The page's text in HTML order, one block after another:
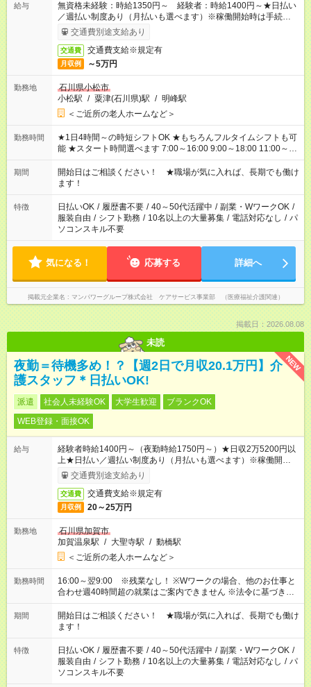
給与
無資格未経験：時給1350円～ 経験者：時給1400円～★日払い
／週払い制度あり（月払いも選べます）※稼働開始時は手続き完
了次第のお支払いとなります。
交通費別途支給あり
交通費 交通費支給※規定有
月収例 ～5万円
勤務地
石川県小松市
小松駅 / 粟津(石川県)駅 / 明峰駅
＜ご近所の老人ホームなど＞
勤務時間
★1日4時間～の時短シフトOK ★もちろんフルタイムシフトも可
能 ★スタート時間選べます 7:00～16:00 9:00～18:00 11:00～
20:00 など 残業なし！ ※Wワークの場合、他のお仕事と合わせ
週40時間超の就業はご案内できません ※法令に基づき、週20時
間以上勤務は社会保険への加入対象となります ※労働者派遣法
（日雇い派遣の原則禁止）により、短時間・短期間の就業はご
案内が難しい場合があります
期間
開始日はご相談ください！ ★職場が気に入れば、長期でも働け
ます！
特徴 日払いOK / 履歴書不要 / 40～50代活躍中 / 副業・WワークOK /
服装自由 / シフト勤務 / 10名以上の大量募集 / 電話対応なし / パ
ソコンスキル不要
気になる！ 応募する 詳細へ
掲載元企業名 マンパワーグループ株式会社 ケアサービス事業部 （医療福祉介護関連）
掲載日：2026.08.08
未読
NEW
夜勤＝待機多め！？【週2日で月収20.1万円】介
護スタッフ＊日払いOK!
派遣 社会人未経験OK 大学生歓迎
ブランクOK
WEB登録・面接OK
給与
経験者時給1400円～（夜勤時給1750円～）★日収2万5200円以
上★日払い／週払い制度あり（月払いも選べます）※稼働開始時
は手続き完了次第のお支払いとなります。
交通費別途支給あり
交通費 交通費支給※規定有
月収例 20～25万円
勤務地
石川県加賀市
加賀温泉駅 / 大聖寺駅 / 動橋駅
＜ご近所の老人ホームなど＞
勤務時間
16:00～翌9:00 ※残業なし！ ※Wワークの場合、他のお仕事と
合わせ週40時間超の就業はご案内できません ※法令に基づき、
週20時間以上勤務は社会保険への加入対象となります ※労働者
派遣法（日雇い派遣の原則禁止）により、短時間・短期間の就
業はご案内が難しい場合があります
期間
開始日はご相談ください！ ★職場が気に入れば、長期でも働け
ます！
特徴 日払いOK / 履歴書不要 / 40～50代活躍中 / 副業・WワークOK /
服装自由 / シフト勤務 / 10名以上の大量募集 / 電話対応なし / パ
ソコンスキル不要